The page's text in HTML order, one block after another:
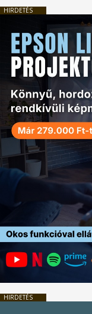
HIRDETÉS
HIRDETÉS